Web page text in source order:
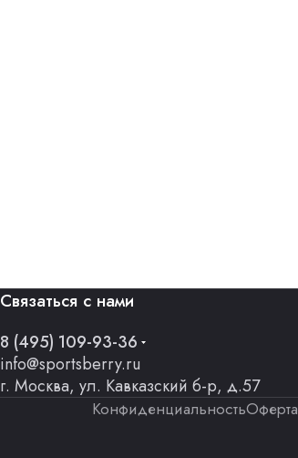
Связаться с нами
8 (495) 109-93-36
info@sportsberry.ru
г. Москва, ул. Кавказский б-р, д.57
КонфиденциальностьОферта